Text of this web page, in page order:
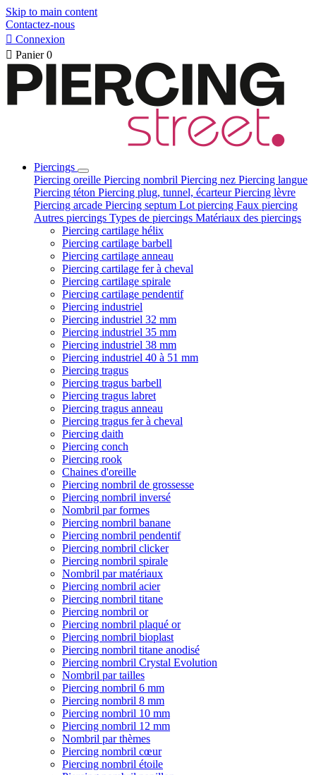
Skip to main content
Contactez-nous
 Connexion
 Panier 0
Piercings
Piercing oreille Piercing nombril Piercing nez Piercing langue
Piercing téton Piercing plug, tunnel, écarteurPiercing lèvre
Piercing arcade Piercing septum Lot piercing Faux piercing
Autres piercings Types de piercings Matériaux des piercings
Piercing cartilage hélix
Piercing cartilage barbell
Piercing cartilage anneau
Piercing cartilage fer à cheval
Piercing cartilage spirale
Piercing cartilage pendentif
Piercing industriel
Piercing industriel 32 mm
Piercing industriel 35 mm
Piercing industriel 38 mm
Piercing industriel 40 à 51 mm
Piercing tragus
Piercing tragus barbell
Piercing tragus labret
Piercing tragus anneau
Piercing tragus fer à cheval
Piercing daith
Piercing conch
Piercing rook
Chaines d'oreille
Piercing nombril de grossesse
Piercing nombril inversé
Nombril par formes
Piercing nombril banane
Piercing nombril pendentif
Piercing nombril clicker
Piercing nombril spirale
Nombril par matériaux
Piercing nombril acier
Piercing nombril titane
Piercing nombril or
Piercing nombril plaqué or
Piercing nombril bioplast
Piercing nombril titane anodisé
Piercing nombril Crystal Evolution
Nombril par tailles
Piercing nombril 6 mm
Piercing nombril 8 mm
Piercing nombril 10 mm
Piercing nombril 12 mm
Nombril par thèmes
Piercing nombril cœur
Piercing nombril étoile